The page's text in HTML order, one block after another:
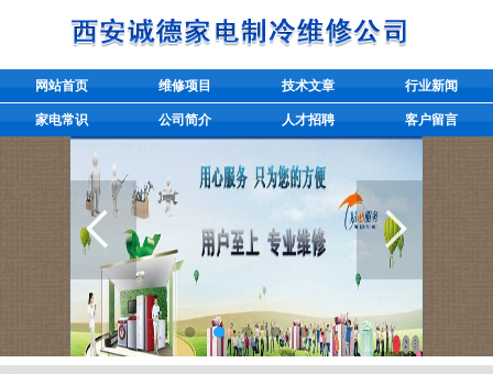
网站首页 维修项目 技术文章 行业新闻
家电常识 公司简介 人才招聘 客户留言